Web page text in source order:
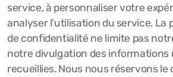
service, à personnaliser votre
analyser l'utilisation du service. La
de confidentialité ne limite pas
notre divulgation des informations
recueillies. Nous nous réservons le